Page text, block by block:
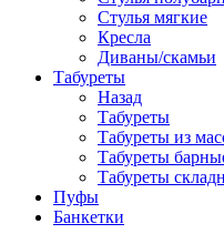
Стулья мягкие
Кресла
Диваны/скамьи
Табуреты
Назад
Табуреты
Табуреты из
Табуреты
Табуреты
Пуфы
Банкетки